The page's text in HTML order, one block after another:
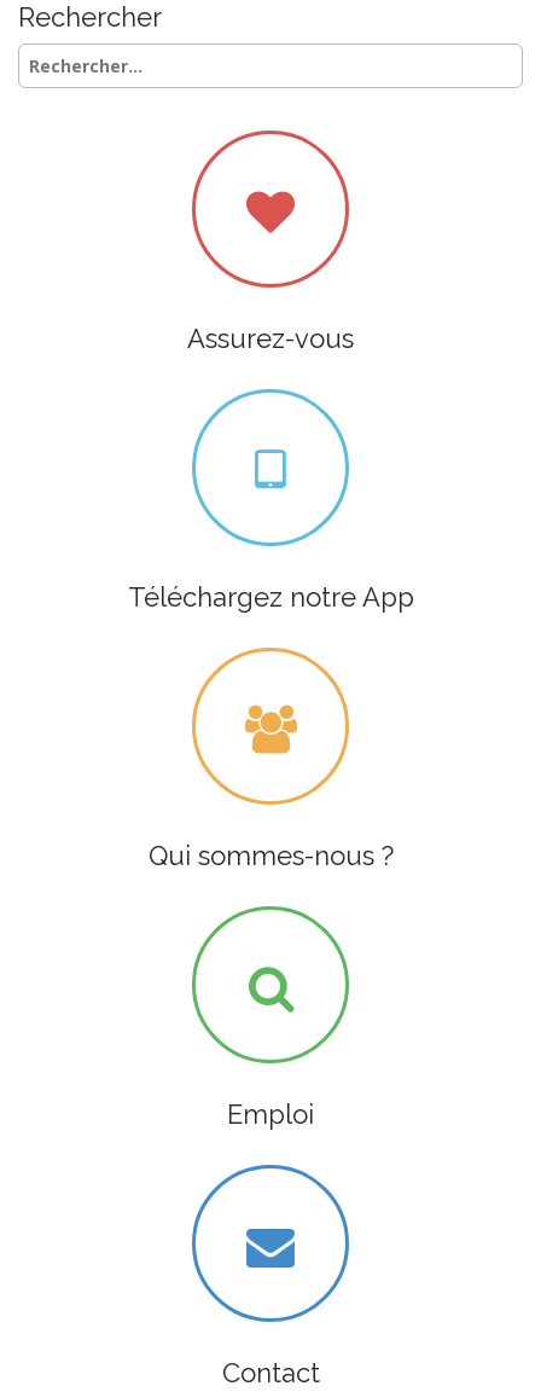
Rechercher
Rechercher :
Assurez-vous
Téléchargez notre App
Qui sommes-nous ?
Emploi
Contact